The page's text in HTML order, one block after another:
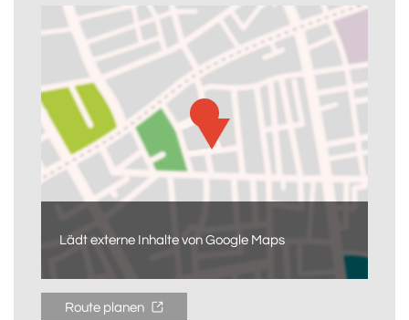
Lädt externe Inhalte von Google Maps
Route planen